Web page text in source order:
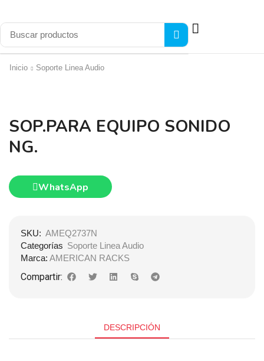
Inicio Soporte Linea Audio
SOP.PARA EQUIPO SONIDO
NG.
WhatsApp
SKU: AMEQ2737N
Categorías Soporte Linea Audio
Marca: AMERICAN RACKS
Compartir:
DESCRIPCIÓN